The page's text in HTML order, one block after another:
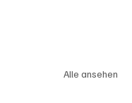
Alle ansehen